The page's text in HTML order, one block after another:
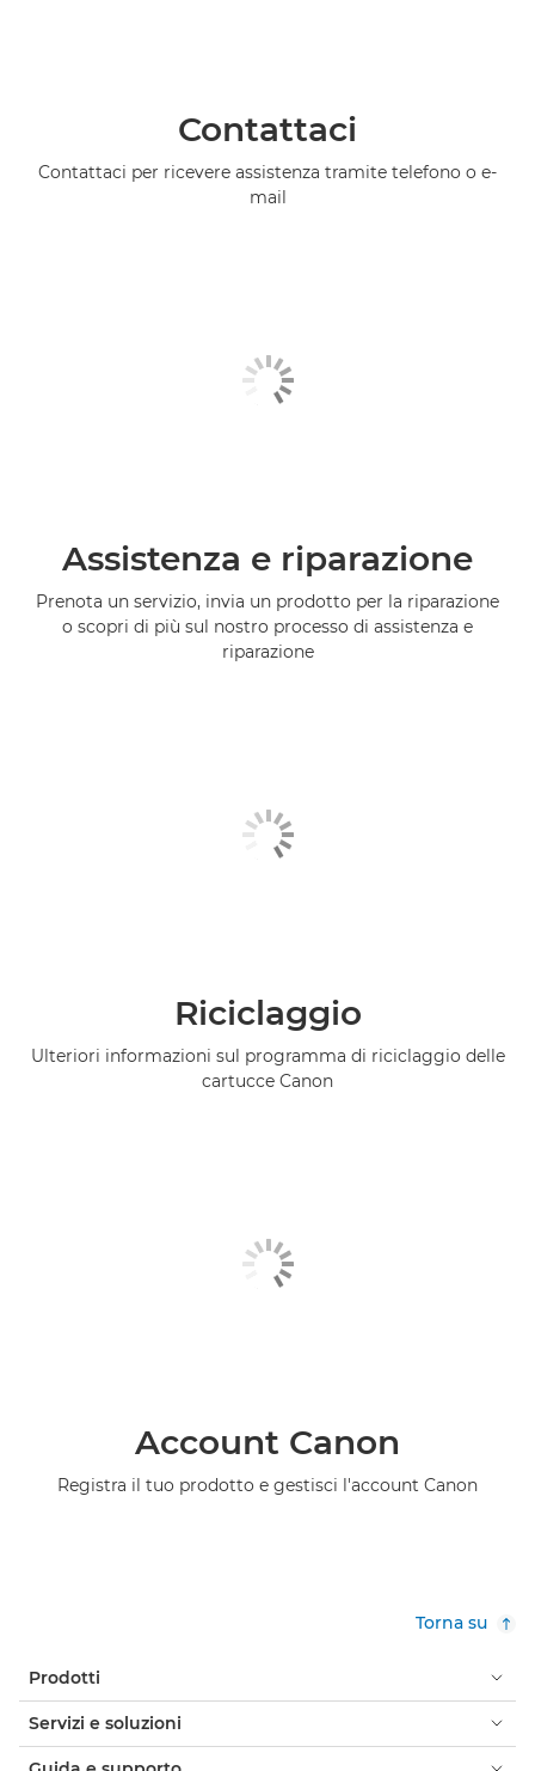
Contattaci
Contattaci per ricevere assistenza tramite telefono o e-
mail
Assistenza e riparazione
Prenota un servizio, invia un prodotto per la riparazione
o scopri di più sul nostro processo di assistenza e
riparazione
Riciclaggio
Ulteriori informazioni sul programma di riciclaggio delle
cartucce Canon
Account Canon
Registra il tuo prodotto e gestisci l'account Canon
Torna su
Prodotti
Servizi e soluzioni